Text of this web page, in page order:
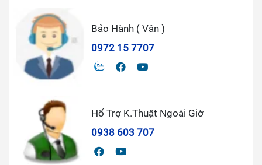
Bảo Hành ( Vân )
0972 15 7707
Hổ Trợ K.Thuật Ngoài Giờ
0938 603 707